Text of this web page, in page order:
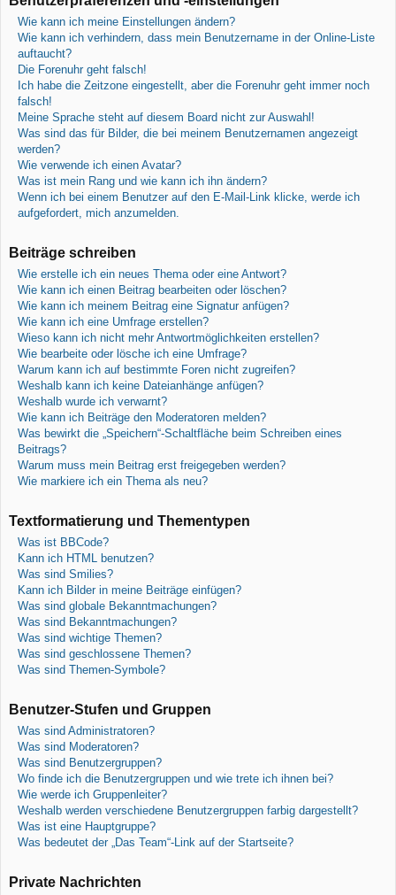
Wie kann ich meine Einstellungen ändern?
Wie kann ich verhindern, dass mein Benutzername in der Online-Liste
auftaucht?
Die Forenuhr geht falsch!
Ich habe die Zeitzone eingestellt, aber die Forenuhr geht immer noch
falsch!
Meine Sprache steht auf diesem Board nicht zur Auswahl!
Was sind das für Bilder, die bei meinem Benutzernamen angezeigt
werden?
Wie verwende ich einen Avatar?
Was ist mein Rang und wie kann ich ihn ändern?
Wenn ich bei einem Benutzer auf den E-Mail-Link klicke, werde ich
aufgefordert, mich anzumelden.
Beiträge schreiben
Wie erstelle ich ein neues Thema oder eine Antwort?
Wie kann ich einen Beitrag bearbeiten oder löschen?
Wie kann ich meinem Beitrag eine Signatur anfügen?
Wie kann ich eine Umfrage erstellen?
Wieso kann ich nicht mehr Antwortmöglichkeiten erstellen?
Wie bearbeite oder lösche ich eine Umfrage?
Warum kann ich auf bestimmte Foren nicht zugreifen?
Weshalb kann ich keine Dateianhänge anfügen?
Weshalb wurde ich verwarnt?
Wie kann ich Beiträge den Moderatoren melden?
Was bewirkt die „Speichern“-Schaltfläche beim Schreiben eines
Beitrags?
Warum muss mein Beitrag erst freigegeben werden?
Wie markiere ich ein Thema als neu?
Textformatierung und Thementypen
Was ist BBCode?
Kann ich HTML benutzen?
Was sind Smilies?
Kann ich Bilder in meine Beiträge einfügen?
Was sind globale Bekanntmachungen?
Was sind Bekanntmachungen?
Was sind wichtige Themen?
Was sind geschlossene Themen?
Was sind Themen-Symbole?
Benutzer-Stufen und Gruppen
Was sind Administratoren?
Was sind Moderatoren?
Was sind Benutzergruppen?
Wo finde ich die Benutzergruppen und wie trete ich ihnen bei?
Wie werde ich Gruppenleiter?
Weshalb werden verschiedene Benutzergruppen farbig dargestellt?
Was ist eine Hauptgruppe?
Was bedeutet der „Das Team“-Link auf der Startseite?
Private Nachrichten